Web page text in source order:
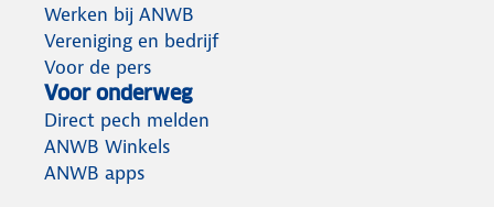
Werken bij ANWB
Vereniging en bedrijf
Voor de pers
Voor onderweg
Direct pech melden
ANWB Winkels
ANWB apps